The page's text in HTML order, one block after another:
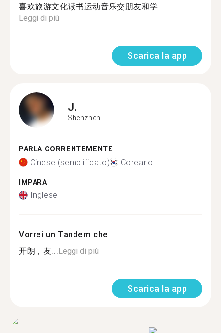
喜欢旅游文化读书运动音乐交朋友和学...
Leggi di più
Scarica la app
J.
Shenzhen
PARLA CORRENTEMENTE
Cinese (semplificato) Coreano
IMPARA
Inglese
Vorrei un Tandem che
开朗，友...Leggi di più
Scarica la app